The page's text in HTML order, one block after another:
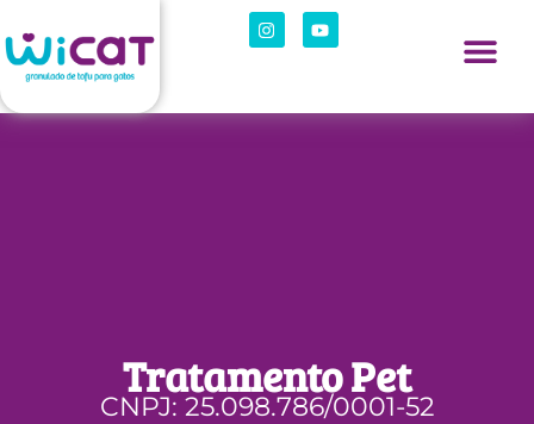
Tratamento Pet
CNPJ: 25.098.786/0001-52